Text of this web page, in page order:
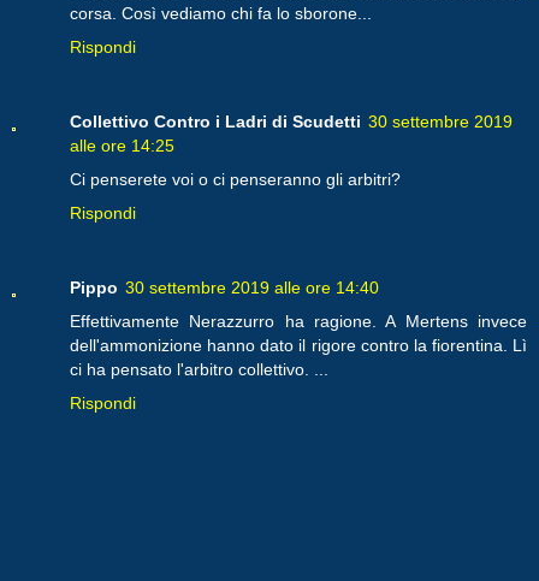
corsa. Così vediamo chi fa lo sborone...
Rispondi
Collettivo Contro i Ladri di Scudetti 30 settembre 2019
alle ore 14:25
Ci penserete voi o ci penseranno gli arbitri?
Rispondi
Pippo 30 settembre 2019 alle ore 14:40
Effettivamente Nerazzurro ha ragione. A Mertens invece
dell'ammonizione hanno dato il rigore contro la fiorentina. Lì
ci ha pensato l'arbitro collettivo. ...
Rispondi